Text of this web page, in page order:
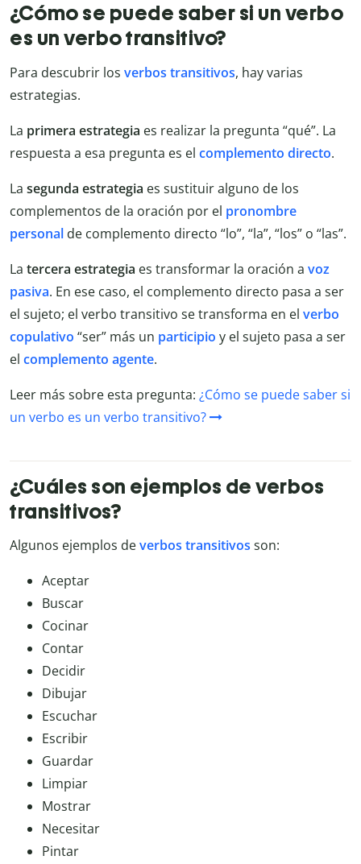
¿Cómo se puede saber si un verbo
es un verbo transitivo?
Para descubrir los verbos transitivos, hay varias
estrategias.
La primera estrategia es realizar la pregunta “qué”. La
respuesta a esa pregunta es el complemento directo.
La segunda estrategia es sustituir alguno de los
complementos de la oración por el pronombre
personal de complemento directo “lo”, “la”, “los” o “las”.
La tercera estrategia es transformar la oración a voz
pasiva. En ese caso, el complemento directo pasa a ser
el sujeto; el verbo transitivo se transforma en el verbo
copulativo “ser” más un participio y el sujeto pasa a ser
el complemento agente.
Leer más sobre esta pregunta: ¿Cómo se puede saber si
un verbo es un verbo transitivo?
¿Cuáles son ejemplos de verbos
transitivos?
Algunos ejemplos deverbos transitivos son:
Aceptar
Buscar
Cocinar
Contar
Decidir
Dibujar
Escuchar
Escribir
Guardar
Limpiar
Mostrar
Necesitar
Pintar